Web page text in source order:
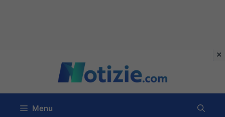
contenuto
Menu